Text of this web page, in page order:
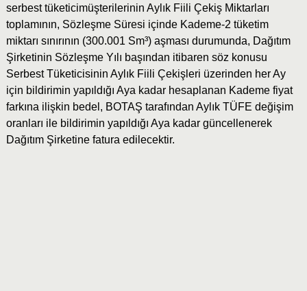
serbest tüketicimüşterilerinin Aylık Fiili Çekiş Miktarları
toplamının, Sözleşme Süresi içinde Kademe-2 tüketim
miktarı sınırının (300.001 Sm³) aşması durumunda, Dağıtım
Şirketinin Sözleşme Yılı başından itibaren söz konusu
Serbest Tüketicisinin Aylık Fiili Çekişleri üzerinden her Ay
için bildirimin yapıldığı Aya kadar hesaplanan Kademe fiyat
farkına ilişkin bedel, BOTAŞ tarafından Aylık TÜFE değişim
oranları ile bildirimin yapıldığı Aya kadar güncellenerek
Dağıtım Şirketine fatura edilecektir.